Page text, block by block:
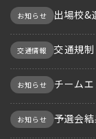
お知らせ 出場校&
交通情報 交通規
お知らせ チームエ
お知らせ 予選会結